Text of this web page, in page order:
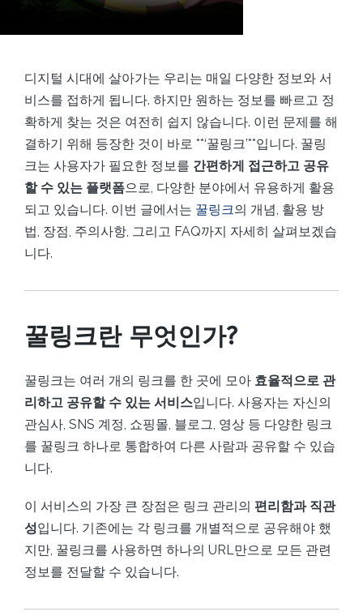
디지털 시대에 살아가는 우리는 매일 다양한 정보와 서
비스를 접하게 됩니다. 하지만 원하는 정보를 빠르고 정
확하게 찾는 것은 여전히 쉽지 않습니다. 이런 문제를 해
결하기 위해 등장한 것이 바로 **‘꿀링크’**입니다. 꿀링
크는 사용자가 필요한 정보를 간편하게 접근하고 공유
할 수 있는 플랫폼으로, 다양한 분야에서 유용하게 활용
되고 있습니다. 이번 글에서는 꿀링크의 개념, 활용 방
법, 장점, 주의사항, 그리고 FAQ까지 자세히 살펴보겠습
니다.
꿀링크란 무엇인가?
꿀링크는 여러 개의 링크를 한 곳에 모아 효율적으로 관
리하고 공유할 수 있는 서비스입니다. 사용자는 자신의
관심사, SNS 계정, 쇼핑몰, 블로그, 영상 등 다양한 링크
를 꿀링크 하나로 통합하여 다른 사람과 공유할 수 있습
니다.
이 서비스의 가장 큰 장점은 링크 관리의 편리함과 직관
성입니다. 기존에는 각 링크를 개별적으로 공유해야 했
지만, 꿀링크를 사용하면 하나의 URL만으로 모든 관련
정보를 전달할 수 있습니다.